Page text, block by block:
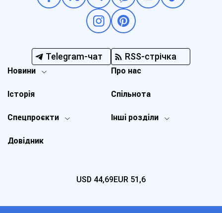
Telegram-чат RSS-стрічка
Новини
Спецпроєкти Інші розділи
Історія
Про нас
Довідник
Спільнота
USD 44,69EUR 51,6